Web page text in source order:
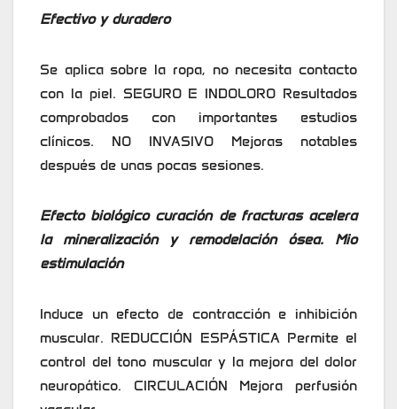
Efectivo y duradero
Se aplica sobre la ropa, no necesita contacto
con la piel. SEGURO E INDOLORO Resultados
comprobados con importantes estudios
clínicos. NO INVASIVO Mejoras notables
después de unas pocas sesiones.
Efecto biológico curación de fracturas acelera
la mineralización y remodelación ósea. Mio
estimulación
Induce un efecto de contracción e inhibición
muscular. REDUCCIÓN ESPÁSTICA Permite el
control del tono muscular y la mejora del dolor
neuropático. CIRCULACIÓN Mejora perfusión